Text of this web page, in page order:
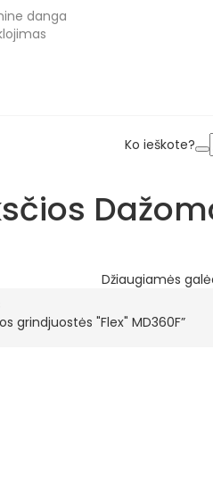
danga
Ko ieškote?
Džiaugiamės
grindjuostės "Flex" MD360F”